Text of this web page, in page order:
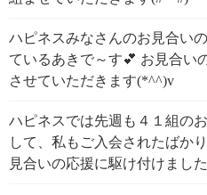
ハピネスみなさんのお見合い
ているあきで～す💕 お見合い
させていただきます(*^^)v
ハピネスでは先週も４１組の
して、私もご入会されたばか
見合いの応援に駆け付けまし